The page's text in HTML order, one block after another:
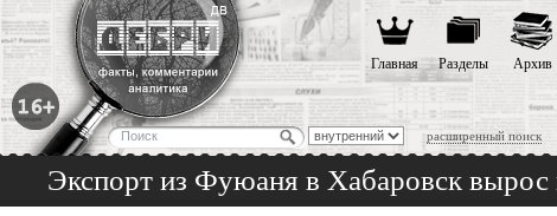
расширенный поиск
Главная Разделы Архив
Экспорт из Фуюаня в Хабаровск вырос